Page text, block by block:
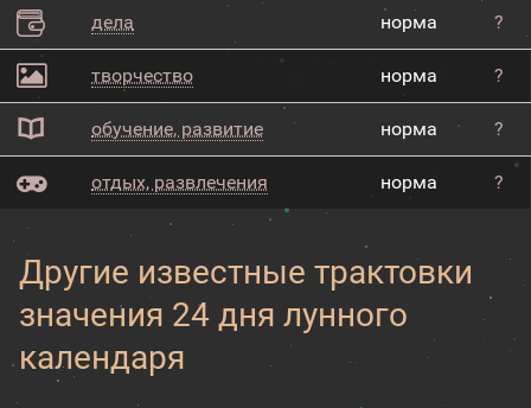
дела норма ?
творчество норма ?
обучение, развитие норма ?
отдых, развлечения норма ?
Другие известные трактовки
значения 24 дня лунного
календаря